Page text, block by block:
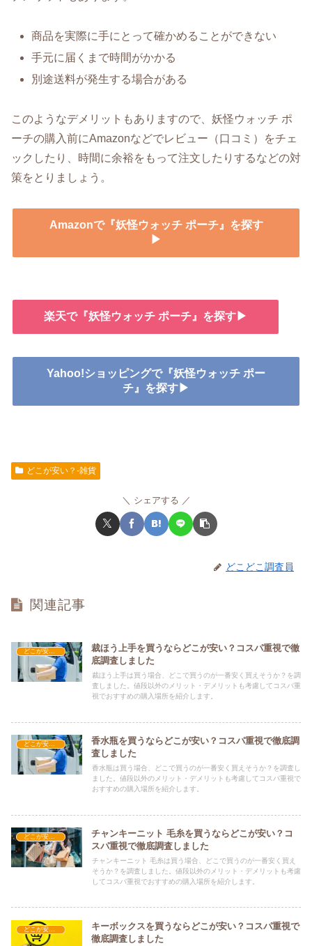
商品を実際に手にとって確かめることができない
手元に届くまで時間がかかる
別途送料が発生する場合がある
このようなデメリットもありますので、妖怪ウォッチ ポ
ーチの購入前にAmazonなどでレビュー（口コミ）をチェ
ックしたり、時間に余裕をもって注文したりするなどの対
策をとりましょう。
Amazonで『妖怪ウォッチ ポーチ』を探す
▶
楽天で『妖怪ウォッチ ポーチ』を探す▶
Yahoo!ショッピングで『妖怪ウォッチ ポー
チ』を探す▶
どこが安い？-雑貨
シェアする
どこどこ調査員
関連記事
どこが安い？-雑貨
裁ほう上手を買うならどこが安い？コスパ重視で徹
底調査しました
裁ほう上手は買う場合、どこで買うのが一番安く買えそうか？を調
査しました。値段以外のメリット・デメリットも考慮してコスパ重
視でおすすめの購入場所を紹介します。
どこが安い？-雑貨
香水瓶を買うならどこが安い？コスパ重視で徹底調
査しました
香水瓶は買う場合、どこで買うのが一番安く買えそうか？を調査し
ました。値段以外のメリット・デメリットも考慮してコスパ重視で
おすすめの購入場所を紹介します。
どこが安い？-雑貨
チャンキーニット 毛糸を買うならどこが安い？コ
スパ重視で徹底調査しました
チャンキーニット 毛糸は買う場合、どこで買うのが一番安く買え
そうか？を調査しました。値段以外のメリット・デメリットも考慮
してコスパ重視でおすすめの購入場所を紹介します。
どこが安い？-雑貨
キーボックスを買うならどこが安い？コスパ重視で
徹底調査しました